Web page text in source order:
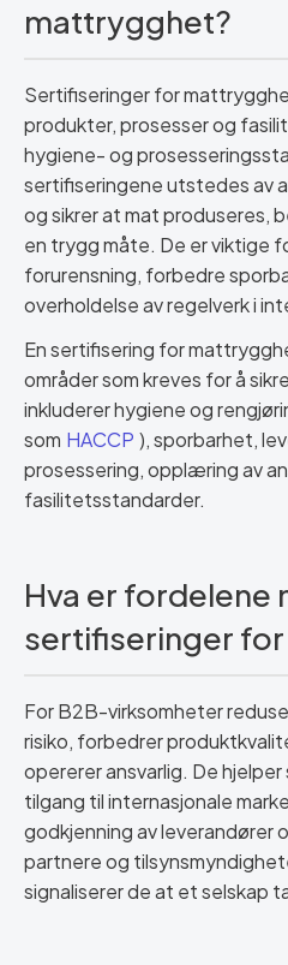
mattrygghet?
Sertifiseringer for
produkter, prosesser og
hygiene- og
sertifiseringene utstedes av
og sikrer at mat produseres,
en trygg måte. De er viktige
forurensning, forbedre
overholdelse av regelverk i
En sertifisering for
områder som kreves for å
inkluderer hygiene og
som HACCP ), sporbarhet,
prosessering, opplæring av
fasilitetsstandarder.
Hva er fordelene
sertifiseringer
For B2B-virksomheter
risiko, forbedrer
opererer ansvarlig. De
tilgang til internasjonale
godkjenning av leverandører
partnere og
signaliserer de at et selskap